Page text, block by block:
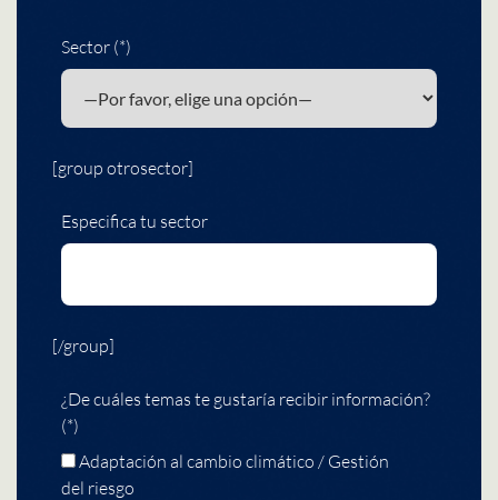
Sector (*)
[group otrosector]
Especifica tu sector
[/group]
¿De cuáles temas te gustaría recibir información?
(*)
Adaptación al cambio climático / Gestión
del riesgo